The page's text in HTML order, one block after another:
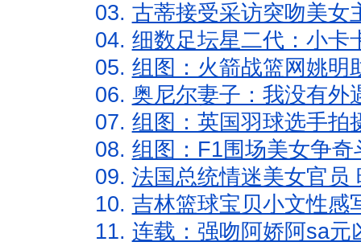
03. 古蒂接受采访突吻美女
04. 细数足坛星二代：小卡
05. 组图：火箭战篮网姚明
06. 奥尼尔妻子：我没有外
07. 组图：英国羽球选手拍
08. 组图：F1围场美女争
09. 法国总统情迷美女官员
10. 吉林篮球宝贝小文性感
11. 连载：强吻阿娇阿sa元